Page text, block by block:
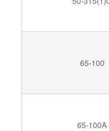
65-100
65-100A